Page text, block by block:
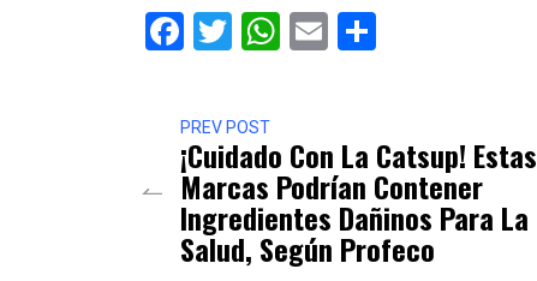
Facebook
Twitter
WhatsApp
Email
PREV POST
¡Cuidado Con La Catsup! Estas
Marcas Podrían Contener
Ingredientes Dañinos Para La
Salud, Según Profeco